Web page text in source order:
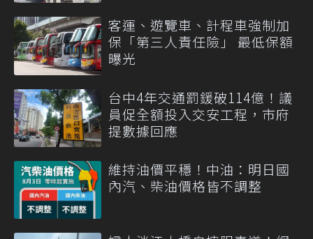
客運、遊覽車、計程車強制加
保「第三人責任險」 最低保額
曝光
台中4年交通罰鍰破114億！議
員促全額投入交安工程，市府
提數據回應
維持油價平穩！中油：明日國
內汽、柴油價格皆不調整